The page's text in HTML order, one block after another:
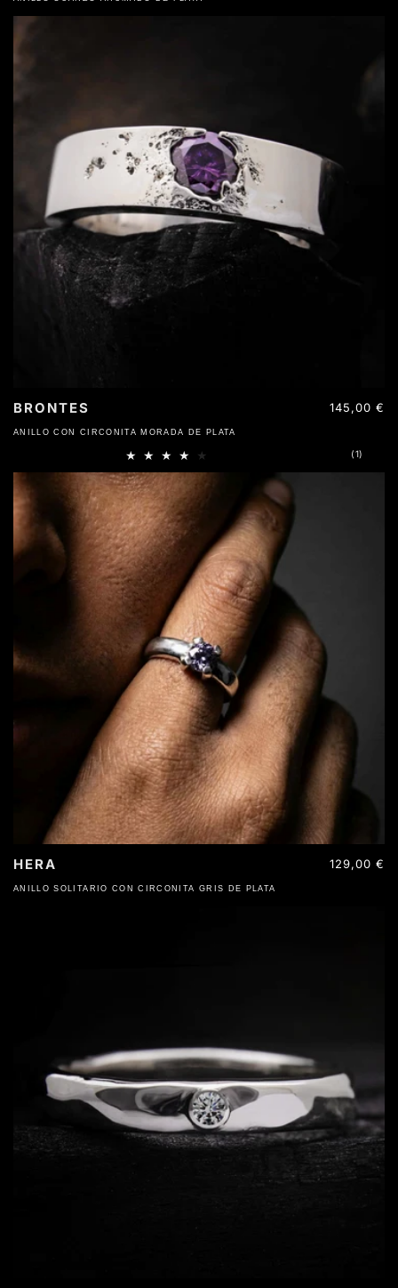
ANILLO CON CIRCONITA MORADA DE PLATA
BRONTES
(1)
Precio
145,00 €
ANILLO SOLITARIO CON CIRCONITA GRIS DE PLATA
HERA
Precio
129,00 €